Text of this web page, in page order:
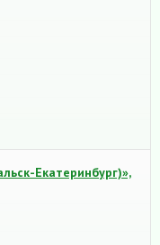
Екатеринбург)»,